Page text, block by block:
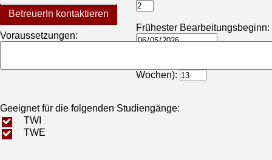
BetreuerIn kontaktieren
Voraussetzungen:
Frühester Bearbeitungsbeginn:
Wochen):
Geeignet für die folgenden Studiengänge:
TWI
TWE